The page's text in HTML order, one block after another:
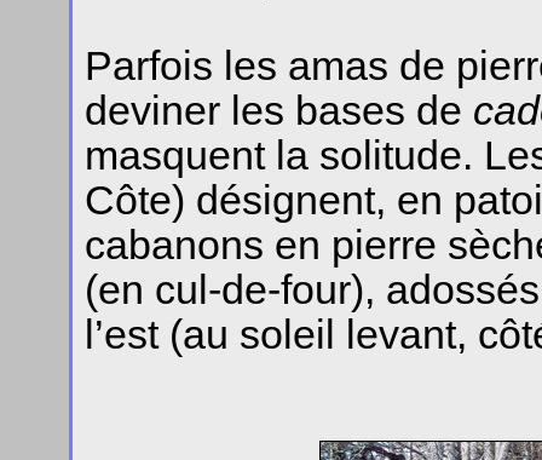
Parfois les amas de
deviner les bases de
masquent la solitude.
Côte) désignent, en
cabanons en pierre
(en cul-de-four),
l’est (au soleil levant,